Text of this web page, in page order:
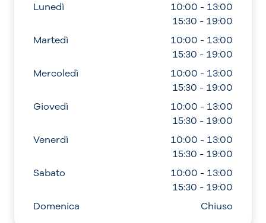
Lunedì
10:00 - 13:00
15:30 - 19:00
Martedì
10:00 - 13:00
15:30 - 19:00
Mercoledì
10:00 - 13:00
15:30 - 19:00
Giovedì
10:00 - 13:00
15:30 - 19:00
Venerdì
10:00 - 13:00
15:30 - 19:00
Sabato
10:00 - 13:00
15:30 - 19:00
Domenica
Chiuso